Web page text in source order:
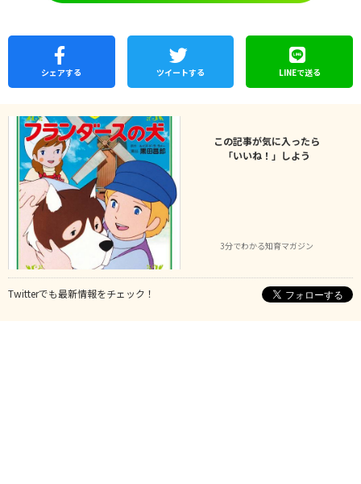
シェアする ツイートする LINEで送る
この記事が気に入ったら
「いいね！」しよう
3分でわかる知育マガジン
Twitterでも最新情報をチェック！